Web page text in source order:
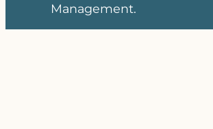
Management.